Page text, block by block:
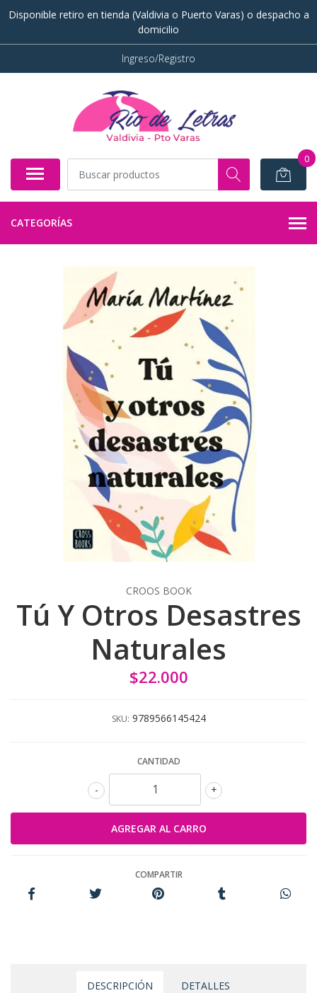
Disponible retiro en tienda (Valdivia o Puerto Varas) o despacho a
domicilio
Ingreso/Registro
0
CATEGORÍAS
CROOS BOOK
Tú Y Otros Desastres
Naturales
$22.000
SKU: 9789566145424
CANTIDAD
+
-
COMPARTIR
DESCRIPCIÓN DETALLES